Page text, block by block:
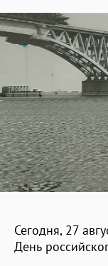
Сегодня, 27
День